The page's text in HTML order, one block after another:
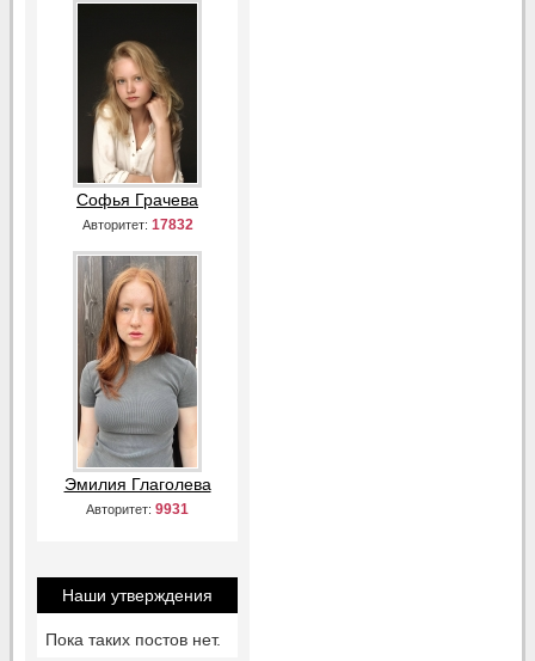
Софья Грачева
Авторитет: 17832
Эмилия Глаголева
Авторитет: 9931
Наши утверждения
Пока таких постов нет.